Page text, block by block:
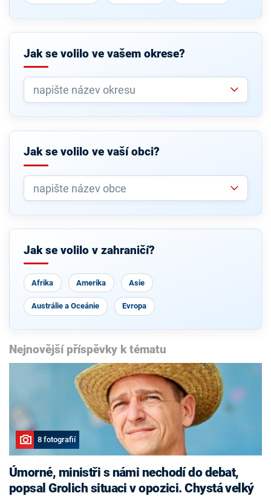
Jak se volilo ve vašem okrese?
Jak se volilo ve vaší obci?
Jak se volilo v zahraničí?
Afrika Amerika Asie
Austrálie a Oceánie Evropa
Nejnovější příspěvky k tématu
8 fotografií
Úmorné, ministři s námi nechodí do debat,
popsal Grolich situaci v opozici. Chystá velký